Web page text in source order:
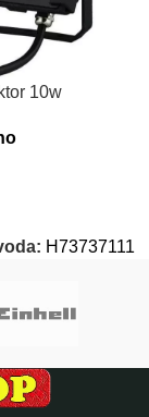
10w
H73737111